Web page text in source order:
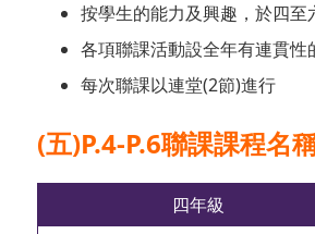
按學生的能力及興趣，於四
各項聯課活動設全年有連貫性
每次聯課以連堂(2節)進行
(五)P.4-P.6聯課課程名
四年級